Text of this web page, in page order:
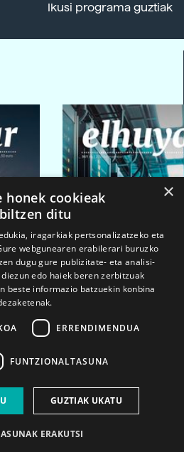
Ikusi programa guztiak
2026ko mar. 1a
×
honek cookieak
ditu
iragarkiak pertsonalizatzeko eta
webgunearen erabilerari buruzko
dugu gure publizitate- eta analisi-
edo haiek beren zerbitzuak
beste informazio batzuekin konbina
ERRENDIMENDUA
FUNTZIONALTASUNA
GUZTIAK UKATU
ERAKUTSI